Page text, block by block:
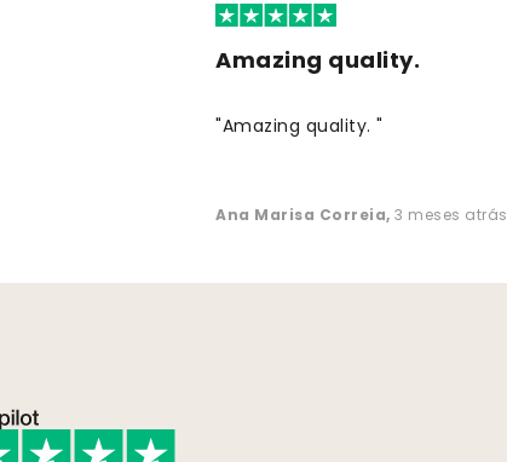
Amazing quality.
"Amazing quality. "
Ana Marisa Correia, 3 meses atrás